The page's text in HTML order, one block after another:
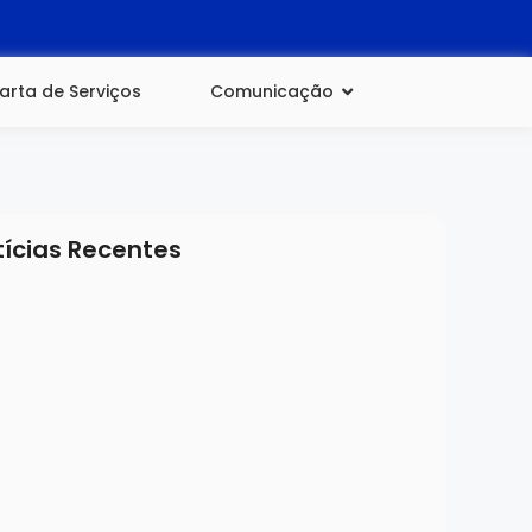
de Serviços Comunicação
Recentes